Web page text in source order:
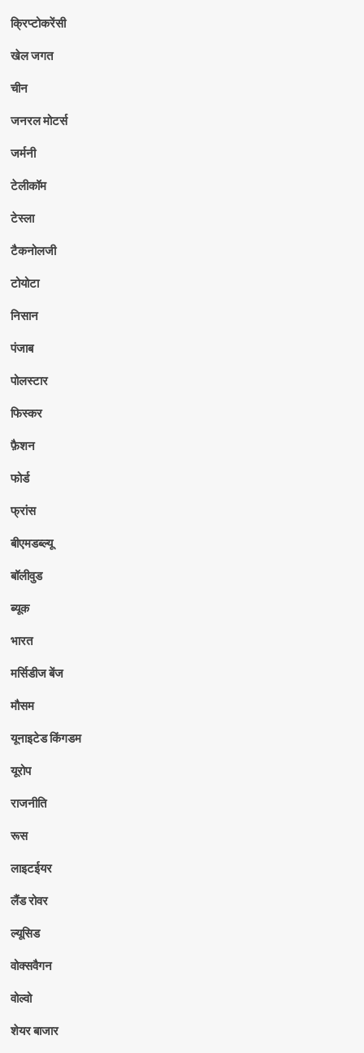
क्रिप्टोकरेंसी
खेल जगत
चीन
जनरल मोटर्स
जर्मनी
टेलीकॉम
टेस्ला
टैकनोलजी
टोयोटा
निसान
पंजाब
पोलस्टार
फिस्कर
फ़ैशन
फोर्ड
फ्रांस
बीएमडब्ल्यू
बॉलीवुड
ब्यूक
भारत
मर्सिडीज बेंज
मौसम
यूनाइटेड किंगडम
यूरोप
राजनीति
रूस
लाइटईयर
लैंड रोवर
ल्यूसिड
वोक्सवैगन
वोल्वो
शेयर बाजार